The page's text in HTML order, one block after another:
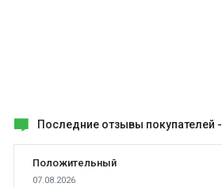
Последние отзывы покупателей -
Положительный
07.08.2026